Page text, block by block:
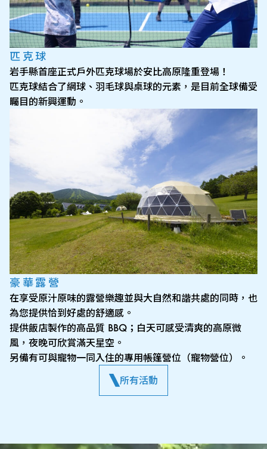
匹克球
岩手縣首座正式戶外匹克球場於安比高原隆重登場！
匹克球結合了網球、羽毛球與桌球的元素，是目前全球備受
矚目的新興運動。
豪華露營
在享受原汁原味的露營樂趣並與大自然和諧共處的同時，也
為您提供恰到好處的舒適感。
提供飯店製作的高品質 BBQ；白天可感受清爽的高原微
風，夜晚可欣賞滿天星空。
另備有可與寵物一同入住的專用帳篷營位（寵物營位）。
所有活動